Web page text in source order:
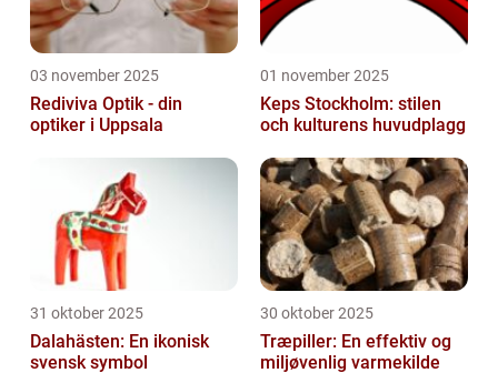
03 november 2025
Rediviva Optik - din
optiker i Uppsala
01 november 2025
Keps Stockholm: stilen
och kulturens huvudplagg
31 oktober 2025
Dalahästen: En ikonisk
svensk symbol
30 oktober 2025
Træpiller: En effektiv og
miljøvenlig varmekilde